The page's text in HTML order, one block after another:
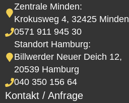
Zentrale Minden:
Krokusweg 4, 32425 Minden
0571 911 945 30
Standort Hamburg:
Billwerder Neuer Deich 12,
20539 Hamburg
040 350 156 64
Kontakt / Anfrage